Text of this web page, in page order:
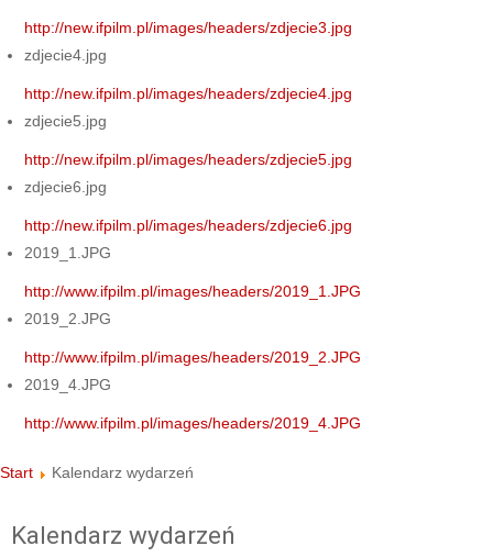
http://new.ifpilm.pl/images/headers/zdjecie3.jpg
zdjecie4.jpg
http://new.ifpilm.pl/images/headers/zdjecie4.jpg
zdjecie5.jpg
http://new.ifpilm.pl/images/headers/zdjecie5.jpg
zdjecie6.jpg
http://new.ifpilm.pl/images/headers/zdjecie6.jpg
2019_1.JPG
http://www.ifpilm.pl/images/headers/2019_1.JPG
2019_2.JPG
http://www.ifpilm.pl/images/headers/2019_2.JPG
2019_4.JPG
http://www.ifpilm.pl/images/headers/2019_4.JPG
Start Kalendarz wydarzeń
Kalendarz wydarzeń